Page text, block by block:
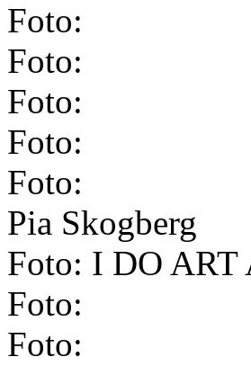
Foto:
Foto:
Foto:
Foto:
Foto:
Pia Skogberg
Foto: I DO ART
Foto:
Foto: